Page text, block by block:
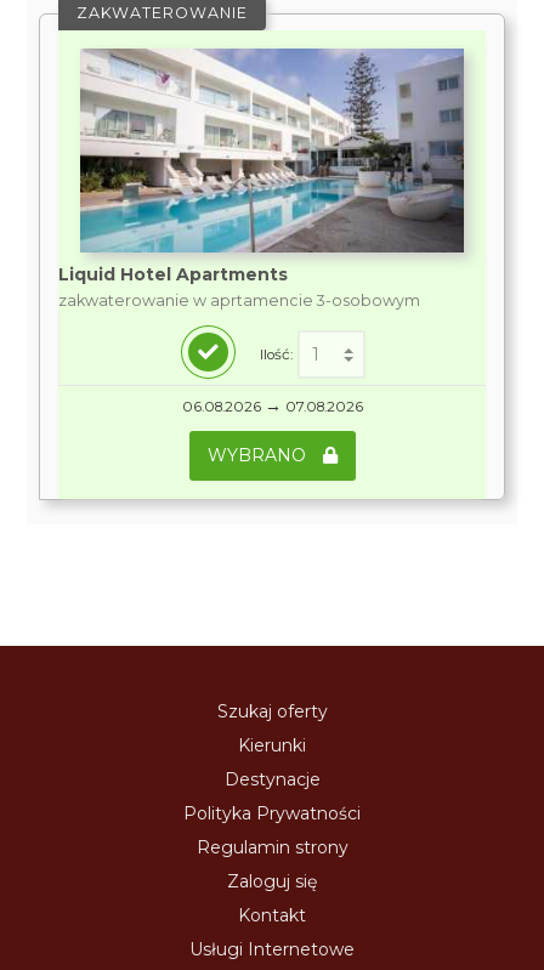
ZAKWATEROWANIE
Liquid Hotel Apartments
zakwaterowanie w aprtamencie 3-osobowym
Ilość:
06.08.2026 → 07.08.2026
WYBRANO
Szukaj oferty
Kierunki
Destynacje
Polityka Prywatności
Regulamin strony
Zaloguj się
Kontakt
Usługi Internetowe